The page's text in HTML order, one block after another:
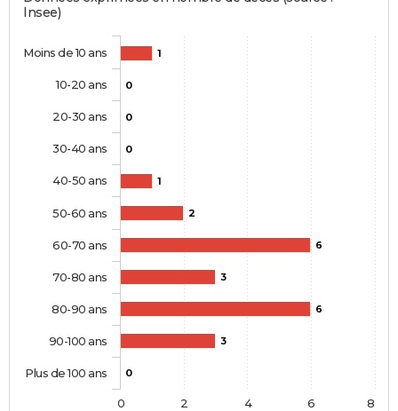
Insee)
1
0
0
0
1
2
6
3
6
3
0
Moins de 10 ans
10-20 ans
20-30 ans
30-40 ans
40-50 ans
50-60 ans
60-70 ans
70-80 ans
80-90 ans
90-100 ans
Plus de 100 ans
0 2 4 6 8